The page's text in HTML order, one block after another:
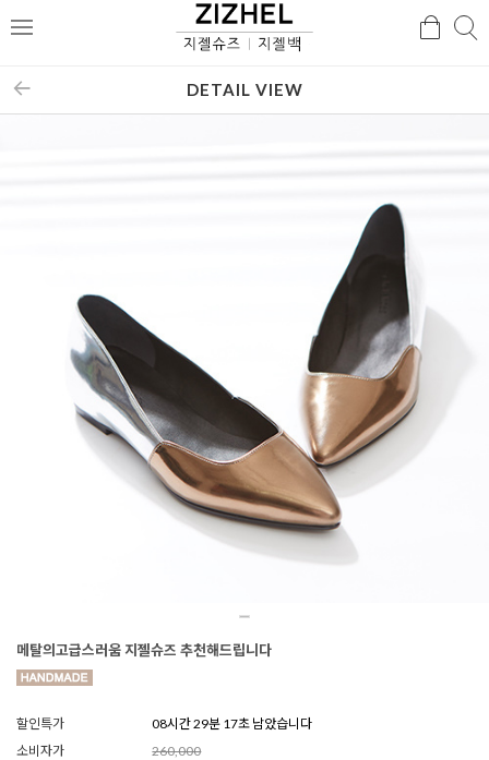
메
검
DETAIL VIEW
메탈의고급스러움 지젤슈즈 추천해드립니다
할인특가
08시간 29분 14초 남았습니다
소비자가
260,000